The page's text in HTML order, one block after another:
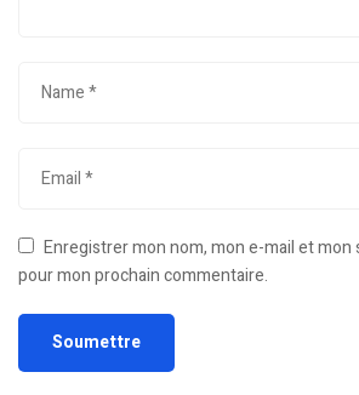
Enregistrer mon nom, mon e-mail et mon
pour mon prochain commentaire.